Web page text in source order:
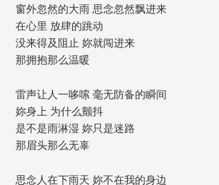
窗外忽然的大雨 思念忽然飘进来
在心里 放肆的跳动
没来得及阻止 妳就闯进来
那拥抱那么温暖
雷声让人一哆嗦 毫无防备的瞬间
妳身上 为什么颤抖
是不是雨淋湿 妳只是迷路
那眉头那么无辜
思念人在下雨天 妳不在我的身边